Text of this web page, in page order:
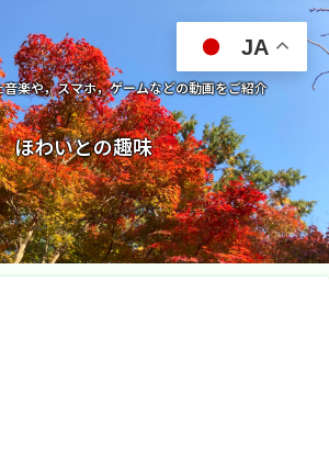
楽や，スマホ，ゲームなどの動画をご紹介
ほわいとの趣味
JA